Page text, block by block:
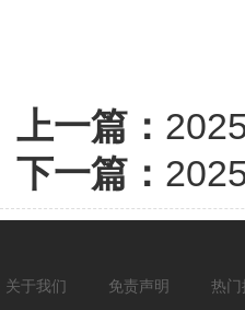
上一篇：
下一篇：
关于我们 免责声明 热门